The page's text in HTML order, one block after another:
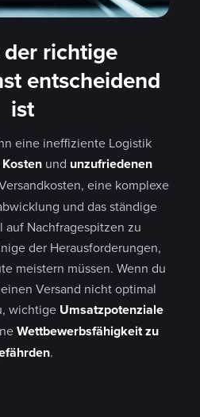
richtige
entscheidend
ist
eine ineffiziente Logistik
und unzufriedenen
eine komplexe
und das ständige
auf Nachfragespitzen zu
der Herausforderungen,
meistern müssen. Wenn du
Versand nicht optimal
wichtige Umsatzpotenziale
Wettbewerbsfähigkeit zu
.